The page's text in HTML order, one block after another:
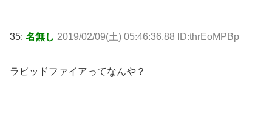
35: 名無し 2019/02/09(土) 05:46:36.88 ID:thrEoMPBp
ラピッドファイアってなんや？